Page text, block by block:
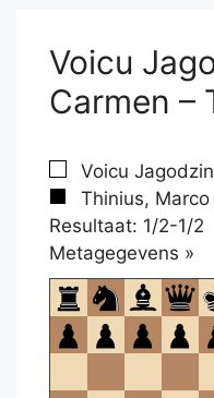
Voicu
Carmen –
Voicu
Thinius,
Resultaat: 1/2-1/2
Metagegevens »
te